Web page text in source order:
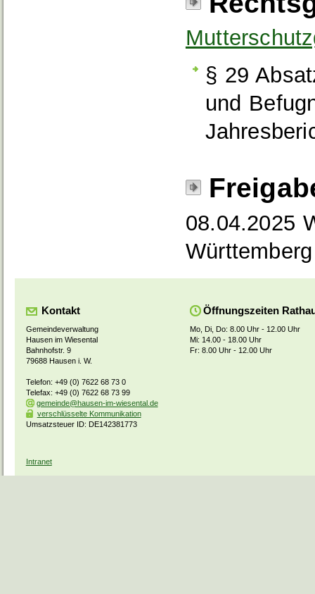
§ 29
und
08.04.2025
Württemberg
Kontakt
Gemeindeverwaltung
Hausen im Wiesental
Bahnhofstr. 9
79688 Hausen i. W.
Telefon: +49 (0) 7622 68 73 0
Telefax: +49 (0) 7622 68 73 99
gemeinde@hausen-im-wiesental.de
verschlüsselte Kommunikation
Umsatzsteuer ID: DE142381773
Öffnungszeiten
Mo, Di, Do: 8.00 Uhr - 12.00 Uhr
Mi: 14.00 - 18.00 Uhr
Fr: 8.00 Uhr - 12.00 Uhr
Intranet